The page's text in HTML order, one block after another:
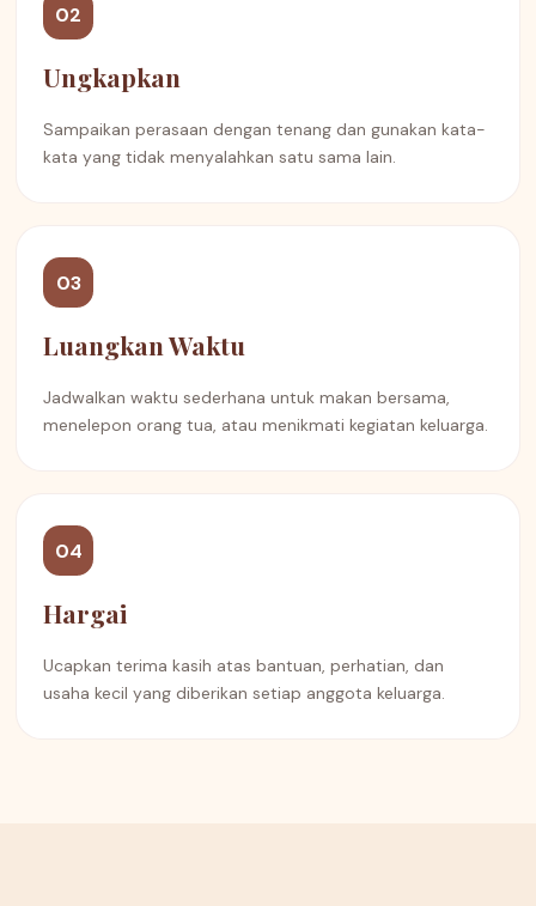
02
Ungkapkan
Sampaikan perasaan dengan tenang dan gunakan kata-
kata yang tidak menyalahkan satu sama lain.
03
Luangkan Waktu
Jadwalkan waktu sederhana untuk makan bersama,
menelepon orang tua, atau menikmati kegiatan keluarga.
04
Hargai
Ucapkan terima kasih atas bantuan, perhatian, dan
usaha kecil yang diberikan setiap anggota keluarga.